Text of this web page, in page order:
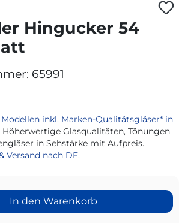
Hingucker 54
65991
inkl. Marken-Qualitätsgläser* in
Höherwertige Glasqualitäten, Tönungen
in Sehstärke mit Aufpreis.
Versand nach DE.
In den Warenkorb